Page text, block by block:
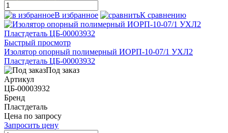
В избранное К сравнению
Быстрый просмотр
Изолятор опорный полимерный ИОРП-10-07/1 УХЛ2
Пластдеталь ЦБ-00003932
Под заказ
Артикул
ЦБ-00003932
Бренд
Пластдеталь
Цена по запросу
Запросить цену